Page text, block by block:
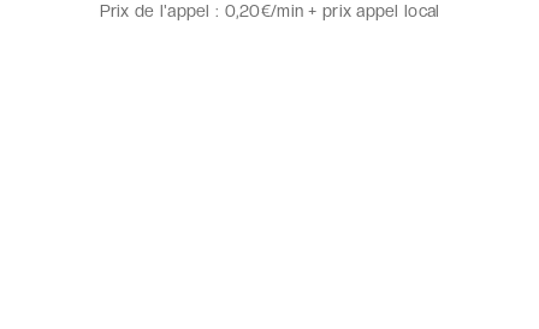
Prix de l'appel : 0,20€/min + prix appel local